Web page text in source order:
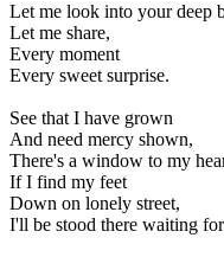
Let me look into your deep
Let me share,
Every moment
Every sweet surprise.
See that I have grown
And need mercy shown,
There's a window to my
If I find my feet
Down on lonely street,
I'll be stood there waiting